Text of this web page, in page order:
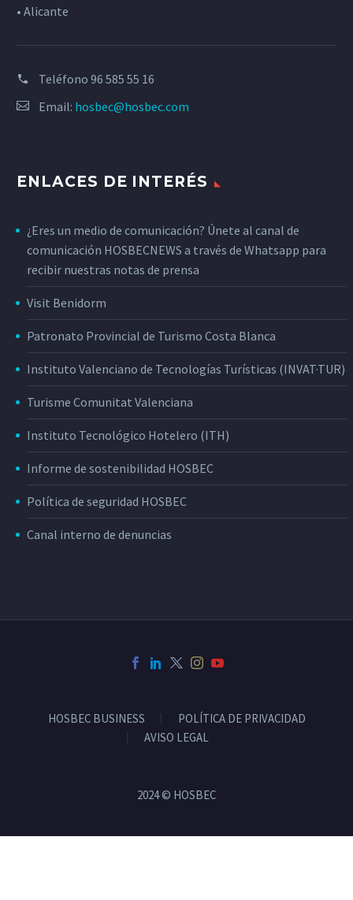
• Alicante
Teléfono 96 585 55 16
Email: hosbec@hosbec.com
ENLACES DE INTERÉS
¿Eres un medio de comunicación? Únete al canal de
comunicación HOSBECNEWS a través de Whatsapp para
recibir nuestras notas de prensa
Visit Benidorm
Patronato Provincial de Turismo Costa Blanca
Instituto Valenciano de Tecnologías Turísticas (INVAT·TUR)
Turisme Comunitat Valenciana
Instituto Tecnológico Hotelero (ITH)
Informe de sostenibilidad HOSBEC
Política de seguridad HOSBEC
Canal interno de denuncias
HOSBEC BUSINESS
POLÍTICA DE PRIVACIDAD
AVISO LEGAL
2024 © HOSBEC